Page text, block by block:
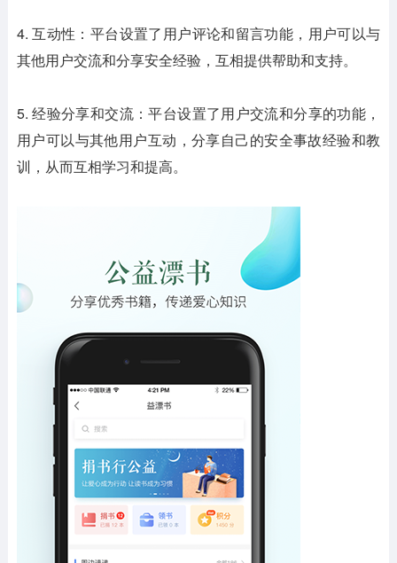
4. 互动性：平台设置了用户评论和留言功能，用户可以与
其他用户交流和分享安全经验，互相提供帮助和支持。
5. 经验分享和交流：平台设置了用户交流和分享的功能，
用户可以与其他用户互动，分享自己的安全事故经验和教
训，从而互相学习和提高。